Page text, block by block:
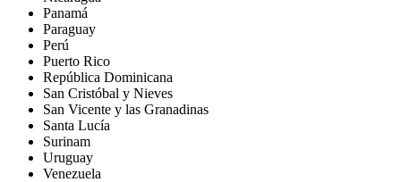
Panamá
Paraguay
Perú
Puerto Rico
República Dominicana
San Cristóbal y Nieves
San Vicente y las Granadinas
Santa Lucía
Surinam
Uruguay
Venezuela